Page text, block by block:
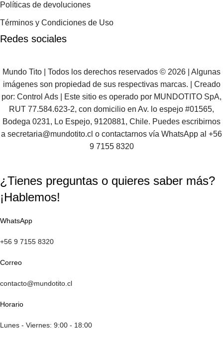
Políticas de devoluciones
Términos y Condiciones de Uso
Redes sociales
Mundo Tito | Todos los derechos reservados © 2026 | Algunas
imágenes son propiedad de sus respectivas marcas. | Creado
por: Control Ads | Este sitio es operado por MUNDOTITO SpA,
RUT 77.584.623-2, con domicilio en Av. lo espejo #01565,
Bodega 0231, Lo Espejo, 9120881, Chile. Puedes escribirnos
a secretaria@mundotito.cl o contactarnos vía WhatsApp al +56
9 7155 8320
¿Tienes preguntas o quieres saber más?
¡Hablemos!
WhatsApp
+56 9 7155 8320
Correo
contacto@mundotito.cl
Horario
Lunes - Viernes: 9:00 - 18:00